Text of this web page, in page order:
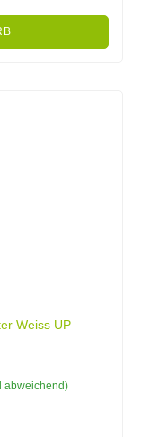
Weiss UP
abweichend)